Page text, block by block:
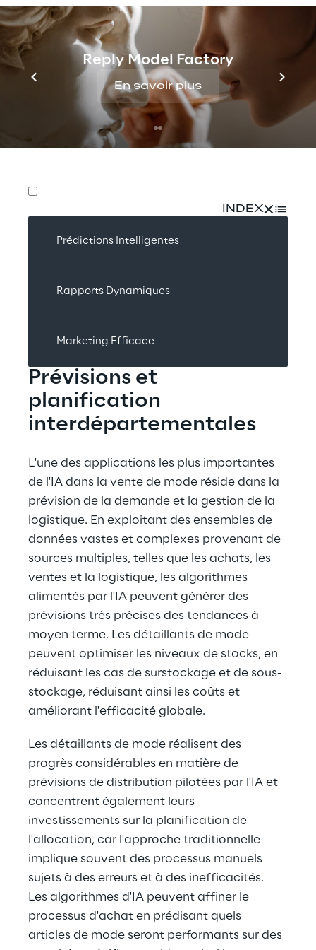
Reply Model Factory
En savoir plus
générale grâce à une prise de décision
basée sur les données et à l'optimisation du
back-end. De la prévision de la demande à
la logistique, les solutions d'IA rationalisent
les opérations, réduisent les inefficacités et
donnent aux détaillants de mode un
avantage concurrentiel.
INDEX
Prédictions Intelligentes
Rapports Dynamiques
Marketing Efficace
Prévisions et
planification
interdépartementales
L'une des applications les plus importantes
de l'IA dans la vente de mode réside dans la
prévision de la demande et la gestion de la
logistique. En exploitant des ensembles de
données vastes et complexes provenant de
sources multiples, telles que les achats, les
ventes et la logistique, les algorithmes
alimentés par l'IA peuvent générer des
prévisions très précises des tendances à
moyen terme. Les détaillants de mode
peuvent optimiser les niveaux de stocks, en
réduisant les cas de surstockage et de sous-
stockage, réduisant ainsi les coûts et
améliorant l'efficacité globale.
Les détaillants de mode réalisent des
progrès considérables en matière de
prévisions de distribution pilotées par l'IA et
concentrent également leurs
investissements sur la planification de
l'allocation, car l'approche traditionnelle
implique souvent des processus manuels
sujets à des erreurs et à des inefficacités.
Les algorithmes d'IA peuvent affiner le
processus d'achat en prédisant quels
articles de mode seront performants sur des